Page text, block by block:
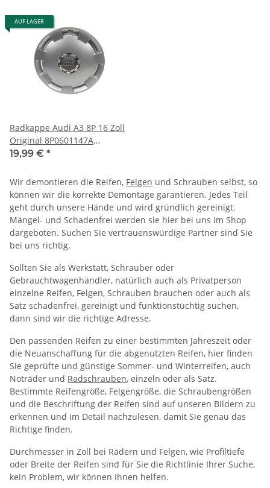
AUF LAGER
Radkappe Audi A3 8P 16 Zoll
Original 8P0601147A
Radzierblende 1 Stück b
19,99 € *
Wir demontieren die Reifen, Felgen und Schrauben selbst, so
können wir die korrekte Demontage garantieren. Jedes Teil
geht durch unsere Hände und wird gründlich gereinigt.
Mängel- und Schadenfrei werden sie hier bei uns im Shop
dargeboten. Suchen Sie vertrauenswürdige Partner sind Sie
bei uns richtig.
Sollten Sie als Werkstatt, Schrauber oder
Gebrauchtwagenhändler, natürlich auch als Privatperson
einzelne Reifen, Felgen, Schrauben brauchen oder auch als
Satz schadenfrei, gereinigt und funktionstüchtig suchen,
dann sind wir die richtige Adresse.
Den passenden Reifen zu einer bestimmten Jahreszeit oder
die Neuanschaffung für die abgenutzten Reifen, hier finden
Sie geprüfte und günstige Sommer- und Winterreifen, auch
Noträder und Radschrauben, einzeln oder als Satz.
Bestimmte Reifengröße, Felgengröße, die Schraubengrößen
und die Beschriftung der Reifen sind auf unseren Bildern zu
erkennen und im Detail nachzulesen, damit Sie genau das
Richtige finden.
Durchmesser in Zoll bei Rädern und Felgen, wie Profiltiefe
oder Breite der Reifen sind für Sie die Richtlinie Ihrer Suche,
kein Problem, wir können Ihnen helfen.